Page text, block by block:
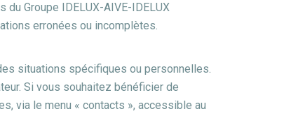
Groupe IDELUX-AIVE-IDELUX
erronées ou incomplètes.
situations spécifiques ou personnelles.
Si vous souhaitez bénéficier de
via le menu « contacts », accessible au